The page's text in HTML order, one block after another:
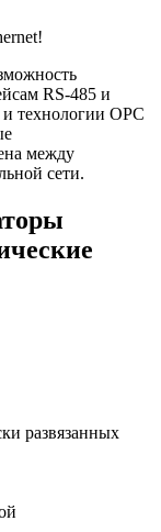
RS-485 и
и технологии ОРС
между
сети.
развязанных